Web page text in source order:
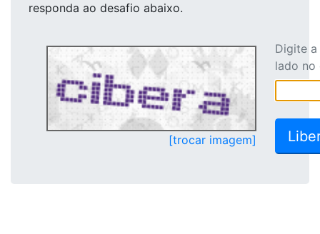
responda ao desafio abaixo.
[trocar imagem]
Digite
lado no